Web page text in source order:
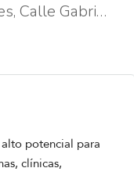
Gabriela Mistral
potencial para
clínicas,